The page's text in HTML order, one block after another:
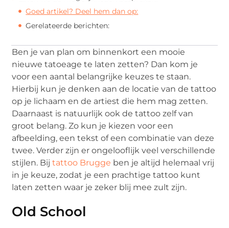
Goed artikel? Deel hem dan op:
Gerelateerde berichten:
Ben je van plan om binnenkort een mooie
nieuwe tatoeage te laten zetten? Dan kom je
voor een aantal belangrijke keuzes te staan.
Hierbij kun je denken aan de locatie van de tattoo
op je lichaam en de artiest die hem mag zetten.
Daarnaast is natuurlijk ook de tattoo zelf van
groot belang. Zo kun je kiezen voor een
afbeelding, een tekst of een combinatie van deze
twee. Verder zijn er ongelooflijk veel verschillende
stijlen. Bijtattoo Brugge ben je altijd helemaal vrij
in je keuze, zodat je een prachtige tattoo kunt
laten zetten waar je zeker blij mee zult zijn.
Old School